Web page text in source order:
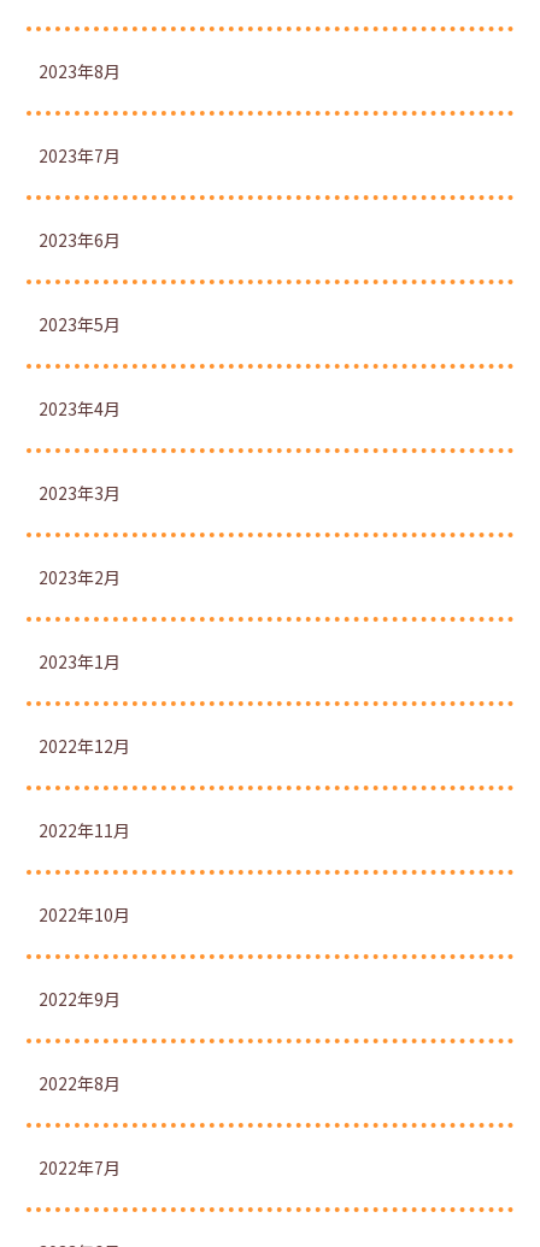
2023年8月
2023年7月
2023年6月
2023年5月
2023年4月
2023年3月
2023年2月
2023年1月
2022年12月
2022年11月
2022年10月
2022年9月
2022年8月
2022年7月